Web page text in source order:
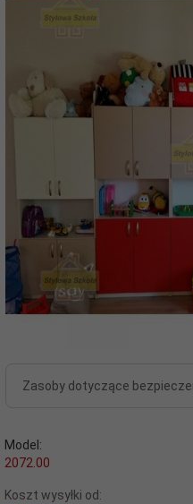
Zasoby dotyczące
Model:
2072.00
Koszt wysyłki od: